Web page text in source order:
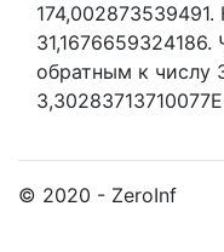
31,1676659324186.
обратным к числу
© 2020 - ZeroInf